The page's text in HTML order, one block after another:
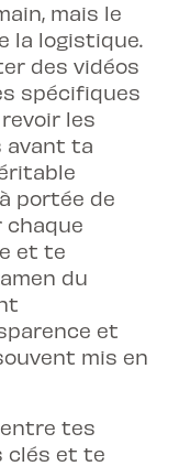
mais le
la logistique.
des vidéos
spécifiques
les
avant ta
portée de
chaque
et te
du
et
mis en
tes
clés et te